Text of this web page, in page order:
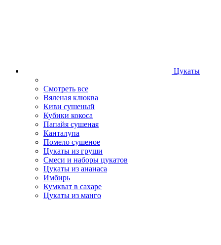
Цукаты
Смотреть все
Вяленая клюква
Киви сушеный
Кубики кокоса
Папайя сушеная
Канталупа
Помело сушеное
Цукаты из груши
Смеси и наборы цукатов
Цукаты из ананаса
Имбирь
Кумкват в сахаре
Цукаты из манго